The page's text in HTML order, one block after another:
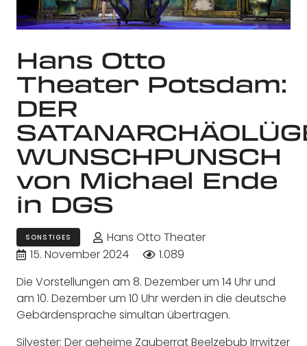
Hans Otto
Theater Potsdam:
DER
WUNSCHPUNSCH
von Michael Ende
in DGS
SONSTIGES
Hans Otto Theater
15. November 2024
1.089
Die Vorstellungen am 8. Dezember um 14 Uhr und
am 10. Dezember um 10 Uhr werden in die deutsche
Gebärdensprache simultan übertragen.
Silvester: Der geheime Zauberrat Beelzebub Irrwitzer